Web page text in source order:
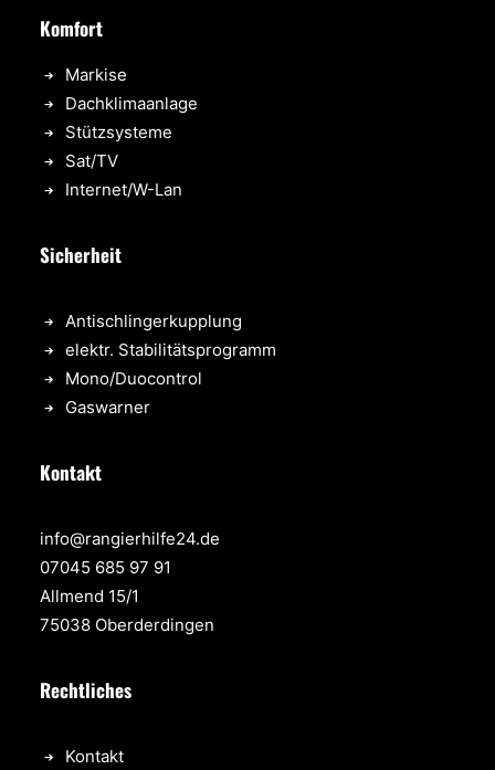
Komfort
Markise
Dachklimaanlage
Stützsysteme
Sat/TV
Internet/W-Lan
Sicherheit
Antischlingerkupplung
elektr. Stabilitätsprogramm
Mono/Duocontrol
Gaswarner
Kontakt
info@rangierhilfe24.de
07045 685 97 91
Allmend 15/1
75038 Oberder­dingen
Rechtliches
Kontakt